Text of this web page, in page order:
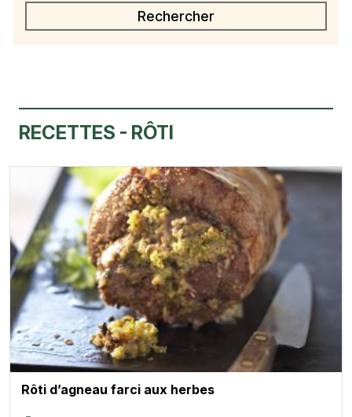
RECETTES - RÔTI
Rôti d’agneau farci aux herbes